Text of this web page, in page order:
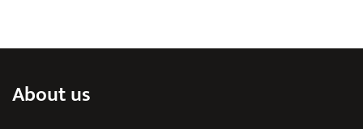
About us